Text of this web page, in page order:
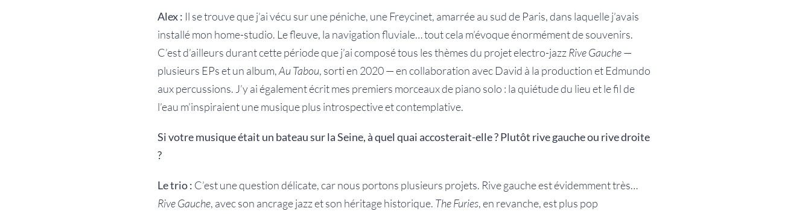
Alex : Il se trouve que j’ai vécu sur une péniche, une Freycinet, amarrée au sud de Paris, dans laquelle j’avais
installé mon home-studio. Le fleuve, la navigation fluviale… tout cela m’évoque énormément de souvenirs.
C’est d’ailleurs durant cette période que j’ai composé tous les thèmes du projet electro-jazzRiveGauche—
plusieurs EPs et un album,Au Tabou, sorti en 2020 — en collaboration avec David à la production et Edmundo
aux percussions. J’y ai également écrit mes premiers morceaux de piano solo : la quiétude du lieu et le fil de
l’eau m’inspiraient une musique plus introspective et contemplative.
Si votre musique était un bateau sur la Seine, à quel quai accosterait-elle ? Plutôt rive gaucheou rive droite
?
Le trio : C’est une question délicate, car nous portons plusieurs projets. Rive gauche est évidemment très…
Rive Gauche, avec son ancrage jazz et son héritage historique. The Furies, en revanche, est plus pop